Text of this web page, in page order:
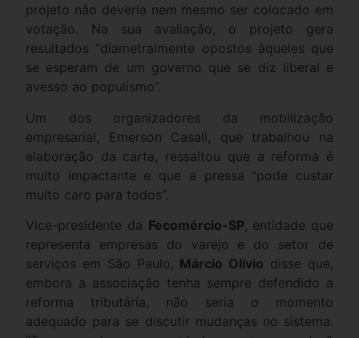
projeto não deveria nem mesmo ser colocado em
votação. Na sua avaliação, o projeto gera
resultados “diametralmente opostos àqueles que
se esperam de um governo que se diz liberal e
avesso ao populismo”.
Um dos organizadores da mobilização
empresarial, Emerson Casali, que trabalhou na
elaboração da carta, ressaltou que a reforma é
muito impactante e que a pressa “pode custar
muito caro para todos”.
Vice-presidente da Fecomércio-SP, entidade que
representa empresas do varejo e do setor de
serviços em São Paulo, Márcio Olívio disse que,
embora a associação tenha sempre defendido a
reforma tributária, não seria o momento
adequado para se discutir mudanças no sistema.